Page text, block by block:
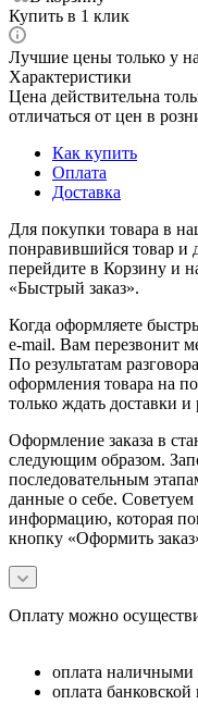
Купить в 1 клик
Лучшие цены только у
Характеристики
Цена действительна
отличаться от цен в
Как купить
Оплата
Доставка
Для покупки товара в
понравившийся товар и
перейдите в Корзину и
«Быстрый заказ».
Когда оформляете
e-mail. Вам перезвонит
По результатам
оформления товара на
только ждать доставки
Оформление заказа в
следующим образом.
последовательным
данные о себе. Советуем
информацию, которая
кнопку «Оформить
Оплату можно
оплата наличными
оплата банковской